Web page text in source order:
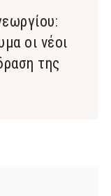
οι νέοι
της